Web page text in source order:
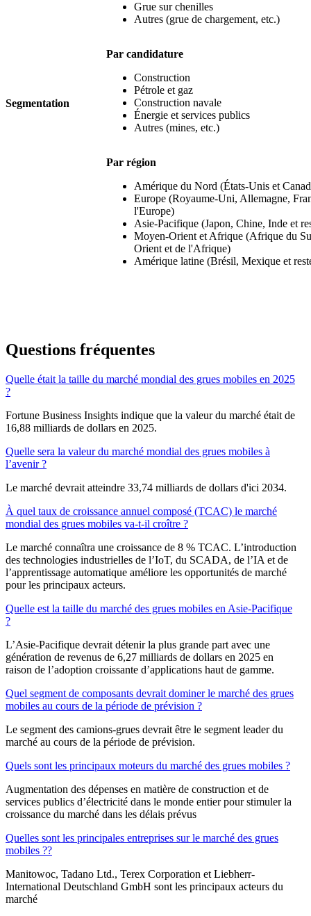
Segmentation
Grue sur chenilles
Autres (grue de chargement, etc.)
Par candidature
Construction
Pétrole et gaz
Construction navale
Énergie et services publics
Autres (mines, etc.)
Par région
Amérique du Nord (États-Unis et
Europe (Royaume-Uni, Allemagne,
l'Europe)
Asie-Pacifique (Japon, Chine, Inde et
Moyen-Orient et Afrique (Afrique du
Orient et de l'Afrique)
Amérique latine (Brésil, Mexique et
Questions fréquentes
Quelle était la taille du marché mondial des grues mobiles en 2025
?
Fortune Business Insights indique que la valeur du marché était de
16,88 milliards de dollars en 2025.
Quelle sera la valeur du marché mondial des grues mobiles à
l’avenir ?
Le marché devrait atteindre 33,74 milliards de dollars d'ici 2034.
À quel taux de croissance annuel composé (TCAC) le marché
mondial des grues mobiles va-t-il croître ?
Le marché connaîtra une croissance de 8 % TCAC. L’introduction
des technologies industrielles de l’IoT, du SCADA, de l’IA et de
l’apprentissage automatique améliore les opportunités de marché
pour les principaux acteurs.
Quelle est la taille du marché des grues mobiles en Asie-Pacifique
?
L’Asie-Pacifique devrait détenir la plus grande part avec une
génération de revenus de 6,27 milliards de dollars en 2025 en
raison de l’adoption croissante d’applications haut de gamme.
Quel segment de composants devrait dominer le marché des grues
mobiles au cours de la période de prévision ?
Le segment des camions-grues devrait être le segment leader du
marché au cours de la période de prévision.
Quels sont les principaux moteurs du marché des grues mobiles ?
Augmentation des dépenses en matière de construction et de
services publics d’électricité dans le monde entier pour stimuler la
croissance du marché dans les délais prévus
Quelles sont les principales entreprises sur le marché des grues
mobiles ??
Manitowoc, Tadano Ltd., Terex Corporation et Liebherr-
International Deutschland GmbH sont les principaux acteurs du
marché